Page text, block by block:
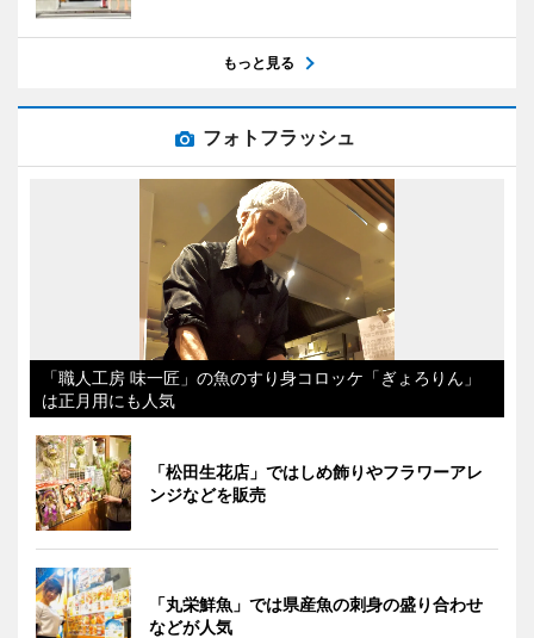
もっと見る
フォトフラッシュ
「職人工房 味一匠」の魚のすり身コロッケ「ぎょろりん」
は正月用にも人気
「松田生花店」ではしめ飾りやフラワーアレ
ンジなどを販売
「丸栄鮮魚」では県産魚の刺身の盛り合わせ
などが人気